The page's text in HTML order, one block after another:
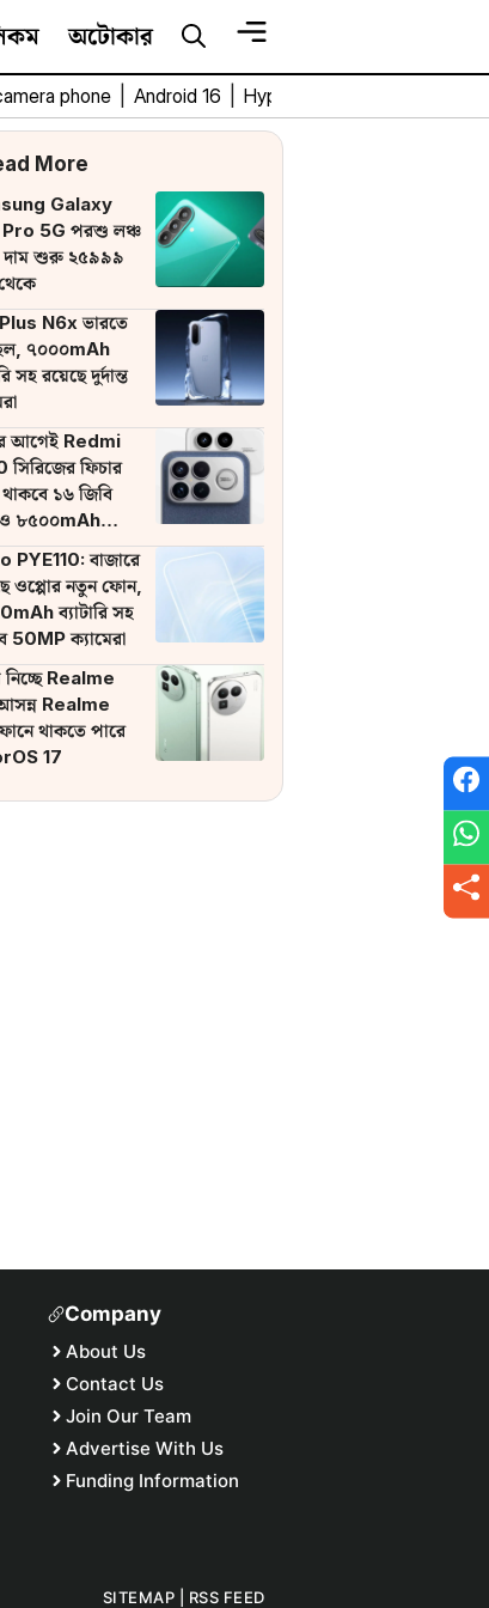
অটোকার
phone Android 16 HyperOS 3
More
Galaxy
5G পরশু লঞ্চ
দাম শুরু ২৫৯৯৯
N6x ভারতে
৭০০০mAh
সহ রয়েছে দুর্দান্ত
আগেই Redmi
সিরিজের ফিচার
১৬ জিবি
ও ৮৫০০mAh
PYE110: বাজারে
ওপ্পোর নতুন ফোন,
ব্যাটারি সহ
50MP ক্যামেরা
নিচ্ছে Realme
Realme
থাকতে পারে
17
Company
About Us
Contact Us
Join Our Team
Advertise With Us
Funding Information
SITEMAP RSS FEED